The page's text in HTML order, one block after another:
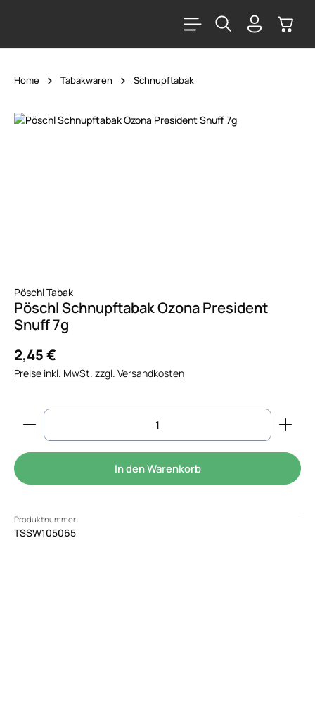
Home Tabakwaren Schnupftabak
Bildergalerie überspringen
Pöschl Tabak
Pöschl Schnupftabak Ozona President
Snuff 7g
2,45 €
Preise inkl. MwSt. zzgl. Versandkosten
Produkt Anzahl: Gib den gewünschten Wert
In den Warenkorb
Produktnummer:
TSSW105065